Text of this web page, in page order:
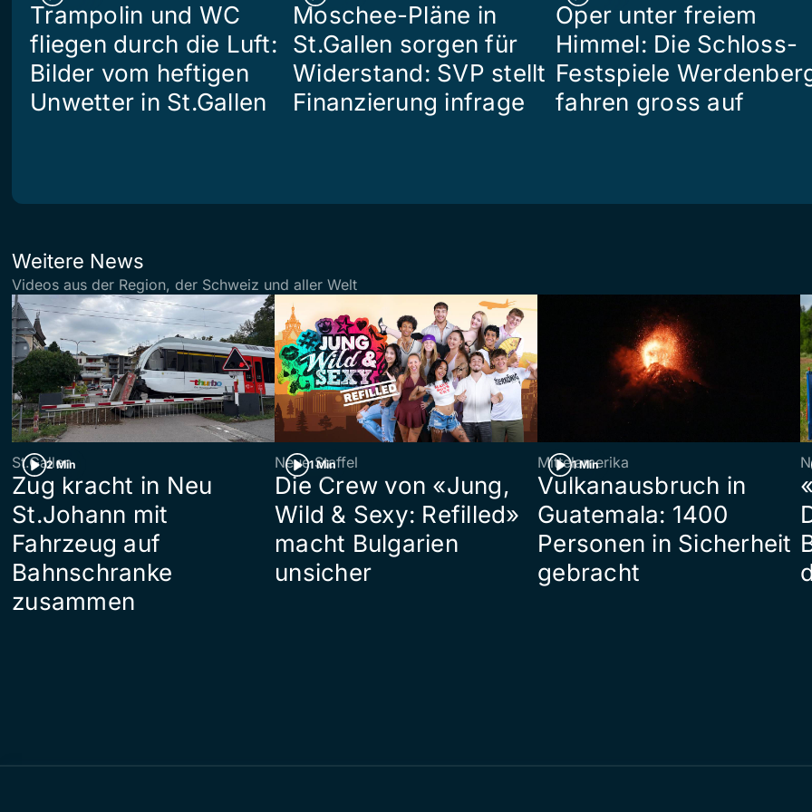
Trampolin und WC
fliegen durch die Luft:
Bilder vom heftigen
Unwetter in St.Gallen
Moschee-Pläne in
St.Gallen sorgen für
Widerstand: SVP stellt
Finanzierung infrage
Oper unter freiem
Himmel: Die Schloss-
Festspiele
fahren gross auf
Weitere News
Videos aus der Region, der Schweiz und aller Welt
2 Min
St.Gallen
Zug kracht in Neu
St.Johann mit
Fahrzeug auf
Bahnschranke
zusammen
1 Min
Neue Staffel
Die Crew von «Jung,
Wild & Sexy: Refilled»
macht Bulgarien
unsicher
1 Min
Mittelamerika
Vulkanausbruch in
Guatemala: 1400
Personen in Sicherheit
gebracht